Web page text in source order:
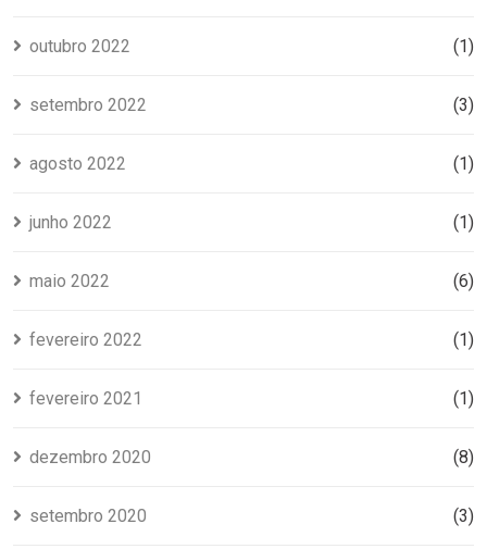
outubro 2022 (1)
setembro 2022 (3)
agosto 2022 (1)
junho 2022 (1)
maio 2022 (6)
fevereiro 2022 (1)
fevereiro 2021 (1)
dezembro 2020 (8)
setembro 2020 (3)